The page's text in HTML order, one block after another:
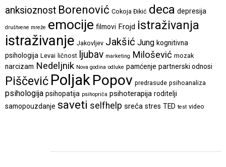
anksioznost Borenović Cokoja Đikić deca depresija
društvene mreže emocije filmovi Frojd istraživanja
istraživanje Jakovljev Jakšić Jung kognitivna
psihologija Levai ličnost ljubav marketing Milošević mozak
narcizam Nedeljnik Nova godina odluke pamćenje partnerski odnosi
Piščević PoljakPopov predrasude psihoanaliza
psihologija psihopatija psihopriča psihoterapija roditelji
samopouzdanje saveti selfhelp sreća stres TED test video